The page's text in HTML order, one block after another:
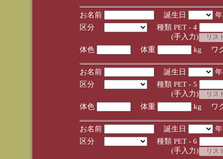
お名前 誕生日
区分
種類 PET - 4
(手入力)
体色
体重 kg ワ
お名前 誕生日
区分
種類 PET - 5
(手入力)
体色
体重 kg ワ
お名前 誕生日
区分
種類 PET - 6
(手入力)